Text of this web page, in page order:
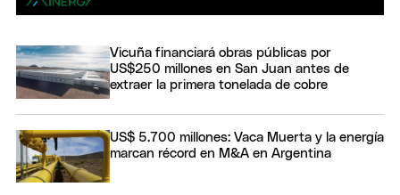
Vicuña financiará obras públicas por
US$250 millones en San Juan antes de
extraer la primera tonelada de cobre
US$ 5.700 millones: Vaca Muerta y la energía
marcan récord en M&A en Argentina